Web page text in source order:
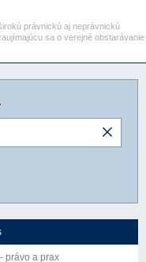
právnickú aj neprávnickú
sa o verejné obstarávanie
právo a prax